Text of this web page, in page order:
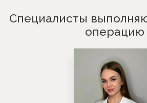
Специалисты
операцию